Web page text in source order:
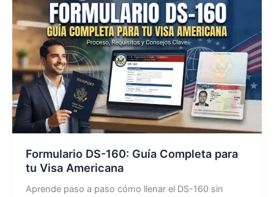
Guía
Completa
2026
Formulario DS-160: Guía Completa para
tu Visa Americana
Aprende paso a paso cómo llenar el DS-160 sin